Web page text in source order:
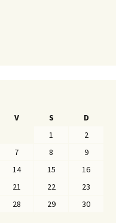
V S
D
1
2
7 8
9
14 15
16
21 22
23
28 29
30